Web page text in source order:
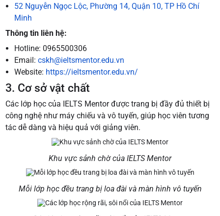
52 Nguyễn Ngọc Lộc, Phường 14, Quận 10, TP Hồ Chí
Minh
Thông tin liên hệ:
Hotline: 0965500306
Email: cskh@ieltsmentor.edu.vn
Website: https://ieltsmentor.edu.vn/
3. Cơ sở vật chất
Các lớp học của IELTS Mentor được trang bị đầy đủ thiết bị
công nghệ như máy chiếu và vô tuyến, giúp học viên tương
tác dễ dàng và hiệu quả với giảng viên.
Khu vực sảnh chờ của IELTS Mentor
Mỗi lớp học đều trang bị loa đài và màn hình vô tuyến